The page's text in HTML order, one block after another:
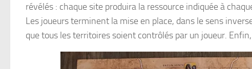
révélés : chaque site produira la ressource indiquée à
Les joueurs terminent la mise en place, dans le sens
que tous les territoires soient contrôlés par un joueur.